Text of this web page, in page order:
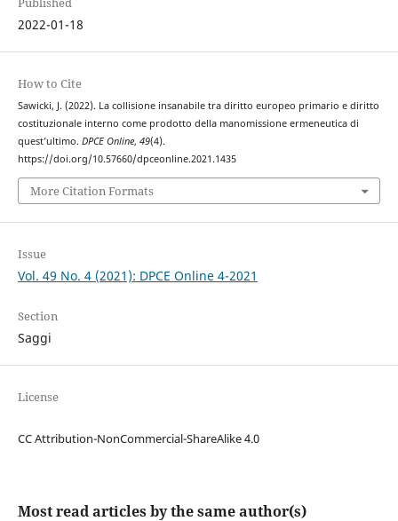
2022-01-18
How to Cite
Sawicki, J. (2022). La collisione insanabile tra diritto europeo primario e diritto
costituzionale interno come prodotto della manomissione ermeneutica di
quest’ultimo. DPCE Online, 49(4).
https://doi.org/10.57660/dpceonline.2021.1435
More Citation Formats
Issue
Vol. 49 No. 4 (2021): DPCE Online 4-2021
Section
Saggi
License
CC Attribution-NonCommercial-ShareAlike 4.0
Most read articles by the same author(s)